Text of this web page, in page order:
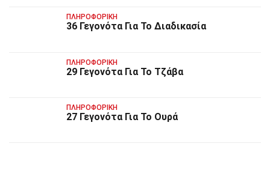
ΠΛΗΡΟΦΟΡΙΚΉ
36 Γεγονότα Για Το Διαδικασία
ΠΛΗΡΟΦΟΡΙΚΉ
29 Γεγονότα Για Το Τζάβα
ΠΛΗΡΟΦΟΡΙΚΉ
27 Γεγονότα Για Το Ουρά